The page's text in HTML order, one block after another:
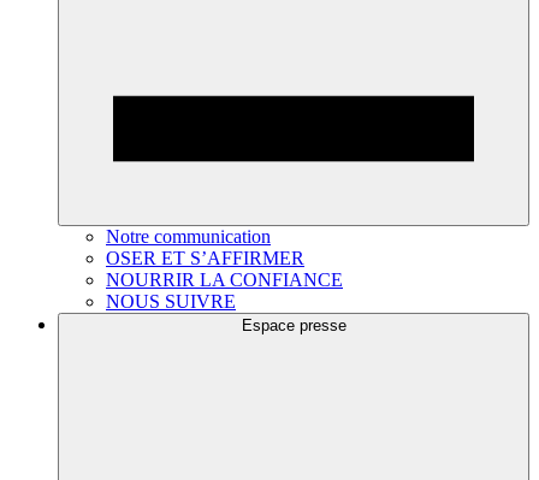
Notre communication
OSER ET S’AFFIRMER
NOURRIR LA CONFIANCE
NOUS SUIVRE
Espace presse